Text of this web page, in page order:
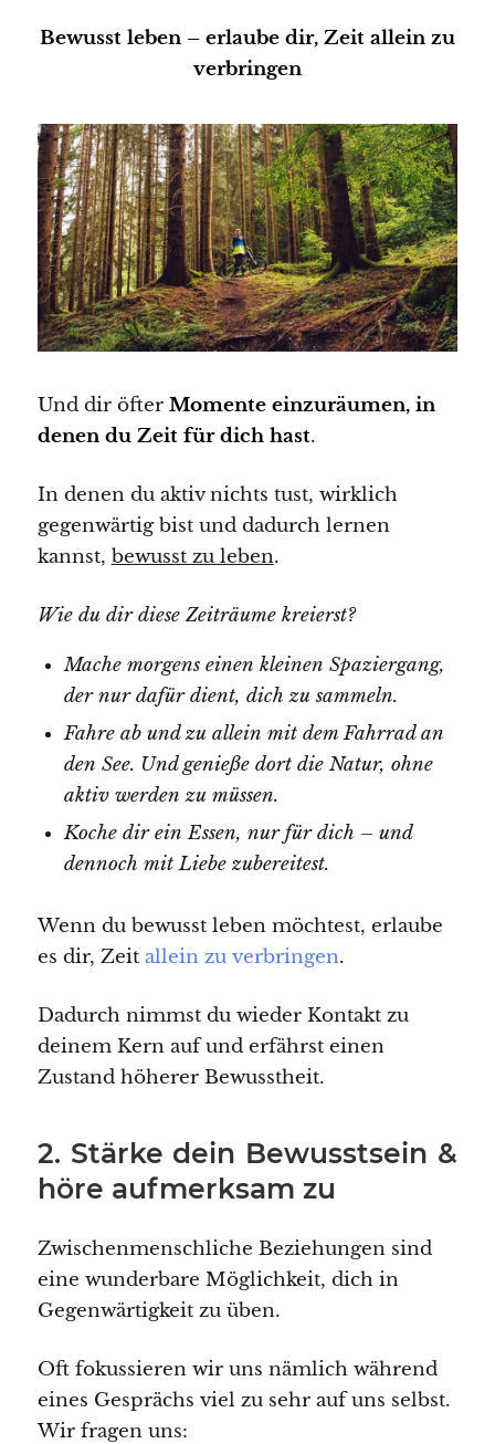
Bewusst leben – erlaube dir, Zeit allein zu
verbringen
Und dir öfter Momente einzuräumen, in
denen du Zeit für dich hast.
In denen du aktiv nichts tust, wirklich
gegenwärtig bist und dadurch lernen
kannst, bewusst zu leben.
Wie du dir diese Zeiträume kreierst?
Mache morgens einen kleinen Spaziergang,
der nur dafür dient, dich zu sammeln.
Fahre ab und zu allein mit dem Fahrrad an
den See. Und genieße dort die Natur, ohne
aktiv werden zu müssen.
Koche dir ein Essen, nur für dich – und
dennoch mit Liebe zubereitest.
Wenn du bewusst leben möchtest, erlaube
es dir, Zeit allein zu verbringen.
Dadurch nimmst du wieder Kontakt zu
deinem Kern auf und erfährst einen
Zustand höherer Bewusstheit.
2. Stärke dein Bewusstsein &
höre aufmerksam zu
Zwischenmenschliche Beziehungen sind
eine wunderbare Möglichkeit, dich in
Gegenwärtigkeit zu üben.
Oft fokussieren wir uns nämlich während
eines Gesprächs viel zu sehr auf uns selbst.
Wir fragen uns: